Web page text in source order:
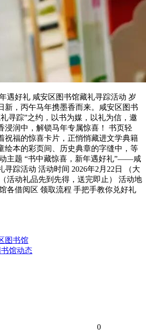
遇好礼 咸安区图书馆藏礼寻踪活动 岁
新，丙午马年携墨香而来。咸安区图书
寻踪”之约，以书为媒，以礼为信，邀
浸润中，解锁马年专属惊喜！ 书页轻
祝福的惊喜卡片，正悄悄藏进文学典籍
绘本的彩页间、历史典章的字缝中，等
主题 “书中藏惊喜，新年遇好礼”——咸
寻踪活动 活动时间 2026年2月22日 （大
活动礼品先到先得，送完即止） 活动地
各借阅区 领取流程 手把手教你兑好礼
图书馆
书馆动态
0